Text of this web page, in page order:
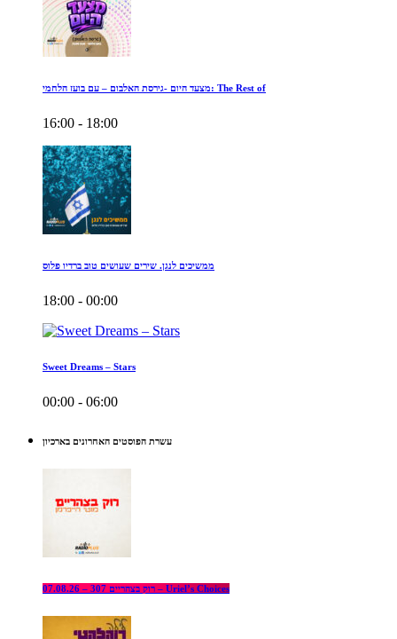
מצעד היום -גירסת האלבום – עם בועז הלחמי: The Rest of
16:00 - 18:00
ממשיכים לנגן. שירים שעושים טוב ברדיו פלוס
18:00 - 00:00
Sweet Dreams – Stars
00:00 - 06:00
עשרת הפוסטים האחרונים בארכיון
רוק בצהריים 307 – 07.08.26 – Uriel’s Choices